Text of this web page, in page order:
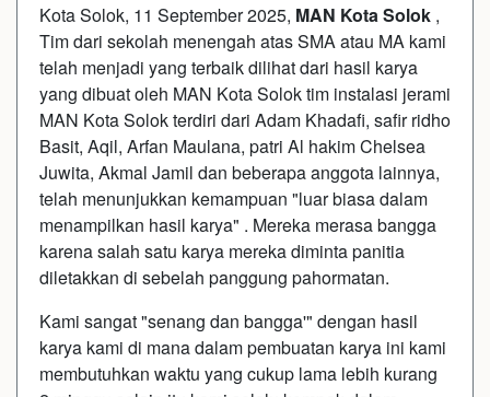
Kota Solok, 11 September 2025, MAN Kota Solok ,
Tim dari sekolah menengah atas SMA atau MA kami
telah menjadi yang terbaik dilihat dari hasil karya
yang dibuat oleh MAN Kota Solok tim instalasi jerami
MAN Kota Solok terdiri dari Adam Khadafi, safir ridho
Basit, Aqil, Arfan Maulana, patri Al hakim Chelsea
Juwita, Akmal Jamil dan beberapa anggota lainnya,
telah menunjukkan kemampuan "luar biasa dalam
menampilkan hasil karya" . Mereka merasa bangga
karena salah satu karya mereka diminta panitia
diletakkan di sebelah panggung pahormatan.
Kami sangat "senang dan bangga'" dengan hasil
karya kami di mana dalam pembuatan karya ini kami
membutuhkan waktu yang cukup lama lebih kurang